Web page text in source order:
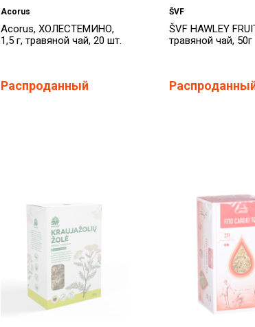
Acorus
Acorus, ХОЛЕСТЕМИНО,
1,5 г, травяной чай, 20 шт.
Распроданный
ŠVF
ŠVF HAWLEY
травяной чай, 50г